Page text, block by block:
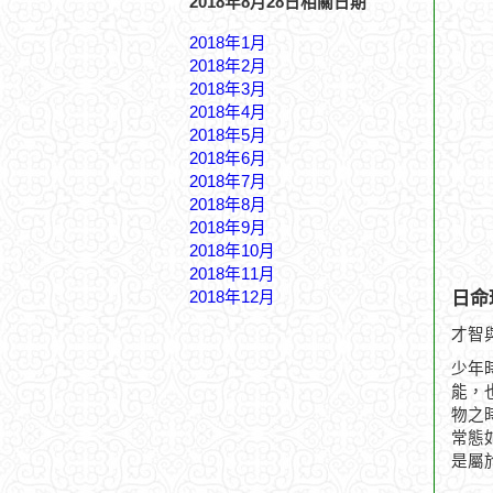
2018年1月
2018年2月
2018年3月
2018年4月
2018年5月
2018年6月
2018年7月
2018年8月
2018年9月
2018年10月
2018年11月
2018年12月
日
才智
少年
能，
物之
常態
是屬